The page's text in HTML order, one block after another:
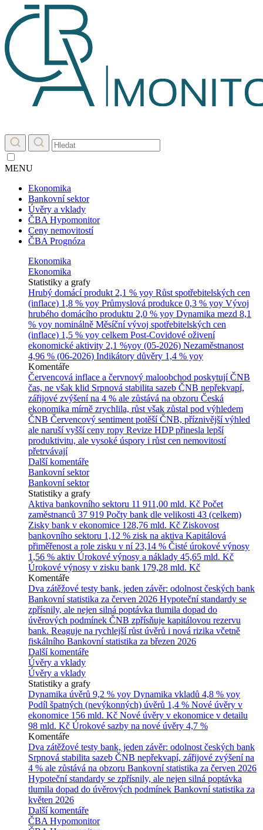
MENU
Ekonomika
Bankovní sektor
Úvěry a vklady
ČBA Hypomonitor
Ceny nemovitostí
ČBA Prognóza
Ekonomika
Ekonomika
Statistiky a grafy
Hrubý domácí produkt 2,1 % yoy Růst spotřebitelských cen
(inflace) 1,8 % yoy Průmyslová produkce 0,3 % yoy Vývoj
hrubého domácího produktu 2,0 % yoy Dynamika mezd 8,1
% yoy nominálně Měsíční vývoj spotřebitelských cen
(inflace) 1,5 % yoy celkem Post-Covidové oživení
ekonomické aktivity 2,1 %yoy (05-2026) Nezaměstnanost
4,96 % (06-2026) Indikátory důvěry 1,4 % yoy
Komentáře
Červencová inflace a červnový maloobchod poskytují ČNB
čas, ne však klid Srpnová stabilita sazeb ČNB nepřekvapí,
zářijové zvýšení na 4 % ale zůstává na obzoru Česká
ekonomika mírně zrychlila, růst však zůstal pod výhledem
ČNB Červencový sentiment potěší ČNB, příznivější výhled
ale naruší vyšší ceny ropy Revize HDP přinesla lepší
produktivitu, ale vysoké úspory i růst cen nemovitostí
přetrvávají
Další komentáře
Bankovní sektor
Bankovní sektor
Statistiky a grafy
Aktiva bankovního sektoru 11 911,00 mld. Kč Počet
zaměstnanců 37 919 Počty bank dle velikosti 43 (celkem)
Zisky bank v ekonomice 128,76 mld. Kč Ziskovost
bankovního sektoru 1,12 % zisk na aktiva Kapitálová
přiměřenost a role zisku v ní 23,14 % Čisté úrokové výnosy
1,56 % aktiv Úrokové výnosy a náklady 45,65 mld. Kč
Úrokové výnosy v zisku bank 179,28 mld. Kč
Komentáře
Dva zátěžové testy bank, jeden závěr: odolnost českých bank
Bankovní statistika za červen 2026 Hypoteční standardy se
zpřísnily, ale nejen silná poptávka tlumila dopad do
úvěrových podmínek ČNB zpřísňuje kapitálovou rezervu
bank. Reaguje na rychlejší růst úvěrů i nová rizika včetně
fiskálního Bankovní statistika za březen 2026
Další komentáře
Úvěry a vklady
Úvěry a vklady
Statistiky a grafy
Dynamika úvěrů 9,2 % yoy Dynamika vkladů 4,8 % yoy
Podíl špatných (nevýkonných) úvěrů 1,4 % Nové úvěry v
ekonomice 156 mld. Kč Nové úvěry v ekonomice v detailu
98 mld. Kč Úrokové sazby na nové úvěry 4,7 %
Komentáře
Dva zátěžové testy bank, jeden závěr: odolnost českých bank
Srpnová stabilita sazeb ČNB nepřekvapí, zářijové zvýšení na
4 % ale zůstává na obzoru Bankovní statistika za červen 2026
Hypoteční standardy se zpřísnily, ale nejen silná poptávka
tlumila dopad do úvěrových podmínek Bankovní statistika za
květen 2026
Další komentáře
ČBA Hypomonitor